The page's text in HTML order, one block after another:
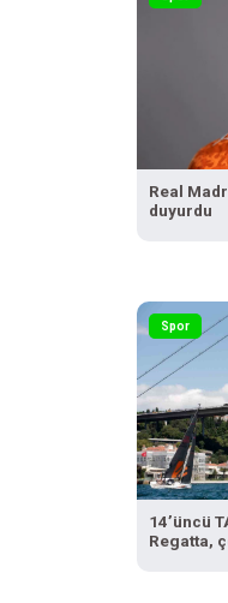
Real
duyurdu
Spor
14’üncü
Regatta,